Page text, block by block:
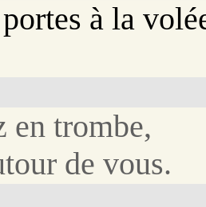
à la
en trombe,
de vous.